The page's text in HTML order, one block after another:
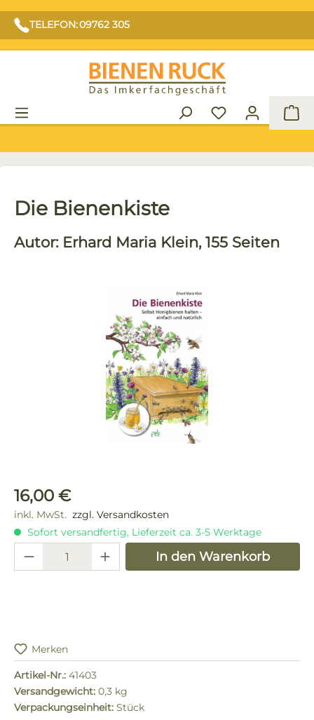
TELEFON: 09762 305
Die Bienenkiste
Autor: Erhard Maria Klein, 155 Seiten
Regulärer Preis:
16,00 €
inkl. MwSt. zzgl. Versandkosten
Sofort versandfertig, Lieferzeit ca. 3-5 Werktage
Produkt Anzahl: Gib denIn den Warenkorb
Merken
Artikel-Nr.: 41403
Versandgewicht: 0,3 kg
Verpackungseinheit: Stück